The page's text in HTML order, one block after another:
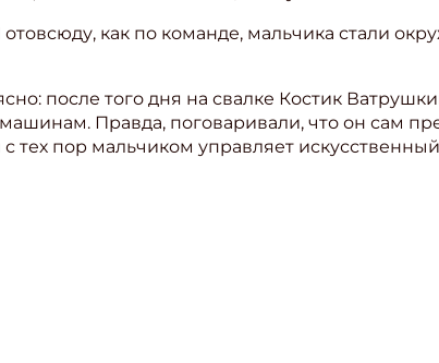
как по команде, мальчика стали
после того дня на свалке Костик
Правда, поговаривали, что он сам
пор мальчиком управляет